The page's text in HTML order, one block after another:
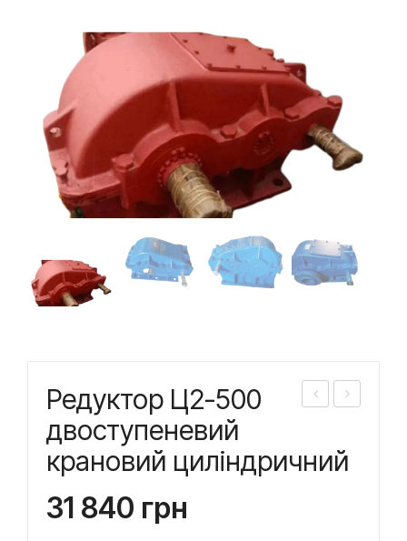
р
р
Редуктор Ц2-500
двоступеневий
крановий циліндричний
31 840 грн